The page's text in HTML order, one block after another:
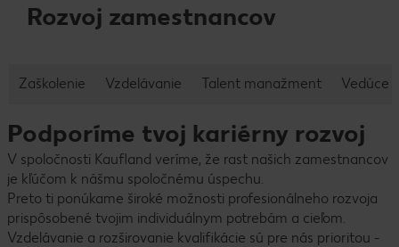
Rozvoj zamestnancov
Zaškolenie Vzdelávanie Talent manažment Vedúce
Podporíme tvoj kariérny rozvoj
V spoločnosti Kaufland veríme, že rast našich zamestnancov
je kľúčom k nášmu spoločnému úspechu.
Preto ti ponúkame široké možnosti profesionálneho rozvoja
prispôsobené tvojim individuálnym potrebám a cieľom.
Vzdelávanie a rozširovanie kvalifikácie sú pre nás prioritou -